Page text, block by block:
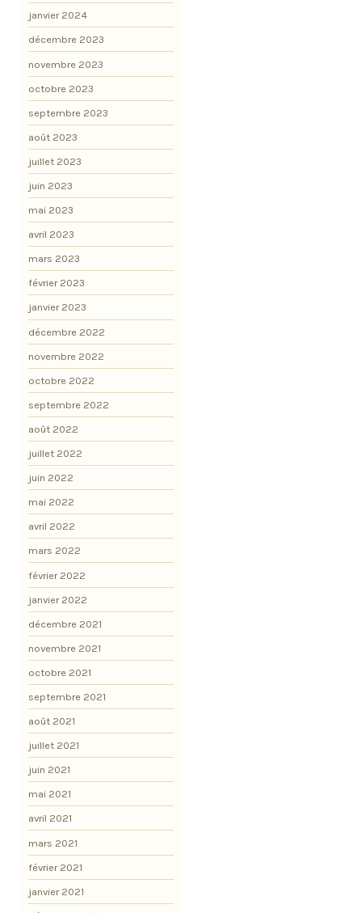
janvier 2024
décembre 2023
novembre 2023
octobre 2023
septembre 2023
août 2023
juillet 2023
juin 2023
mai 2023
avril 2023
mars 2023
février 2023
janvier 2023
décembre 2022
novembre 2022
octobre 2022
septembre 2022
août 2022
juillet 2022
juin 2022
mai 2022
avril 2022
mars 2022
février 2022
janvier 2022
décembre 2021
novembre 2021
octobre 2021
septembre 2021
août 2021
juillet 2021
juin 2021
mai 2021
avril 2021
mars 2021
février 2021
janvier 2021